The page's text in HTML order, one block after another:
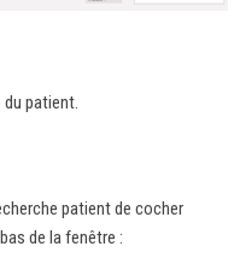
patient.
patient de cocher
de la fenêtre :